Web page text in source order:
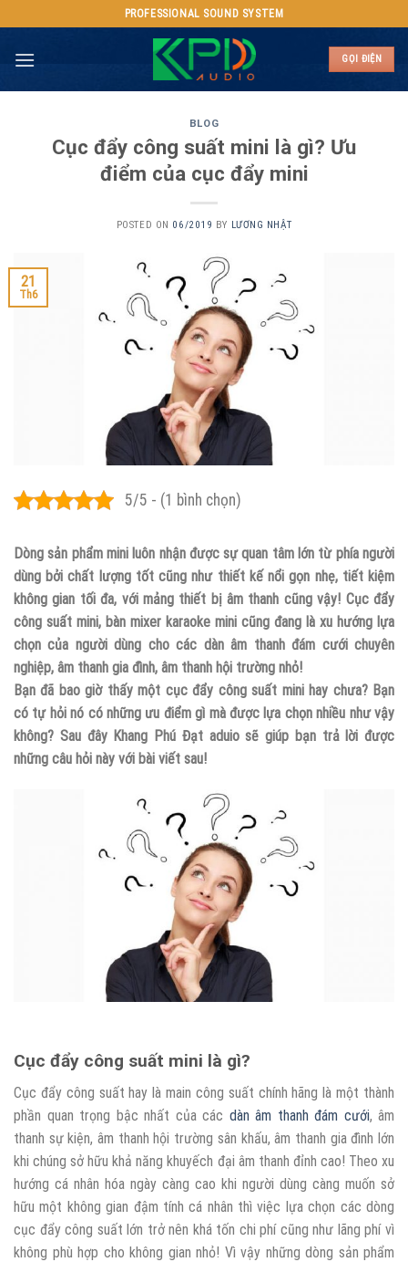
to
content
PROFESSIONAL SOUND SYSTEM
GỌI ĐIỆN
BLOG
Cục đẩy công suất mini là gì? Ưu
điểm của cục đẩy mini
POSTED ON 06/2019 BY LƯƠNG NHẬT
21
Th6
5/5 - (1 bình chọn)
Dòng sản phẩm mini luôn nhận được sự quan tâm lớn từ phía người
dùng bởi chất lượng tốt cũng như thiết kế nổi gọn nhẹ, tiết kiệm
không gian tối đa, với mảng thiết bị âm thanh cũng vậy! Cục đẩy
công suất mini, bàn mixer karaoke mini cũng đang là xu hướng lựa
chọn của người dùng cho các dàn âm thanh đám cưới chuyên
nghiệp, âm thanh gia đình, âm thanh hội trường nhỏ!
Bạn đã bao giờ thấy một cục đẩy công suất mini hay chưa? Bạn
có tự hỏi nó có những ưu điểm gì mà được lựa chọn nhiều như vậy
không? Sau đây Khang Phú Đạt aduio sẽ giúp bạn trả lời được
những câu hỏi này với bài viết sau!
Cục đẩy công suất mini là gì?
Cục đẩy công suất hay là main công suất chính hãng là một thành
phần quan trọng bậc nhất của các dàn âm thanh đám cưới, âm
thanh sự kiện, âm thanh hội trường sân khấu, âm thanh gia đình lớn
khi chúng sở hữu khả năng khuyếch đại âm thanh đỉnh cao! Theo xu
hướng cá nhân hóa ngày càng cao khi người dùng càng muốn sở
hữu một không gian đậm tính cá nhân thì việc lựa chọn các dòng
cục đẩy công suất lớn trở nên khá tốn chi phí cũng như lãng phí vì
không phù hợp cho không gian nhỏ! Vì vậy những dòng sản phẩm